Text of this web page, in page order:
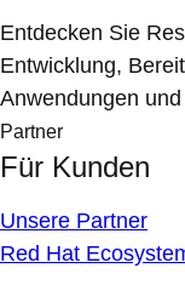
Entdecken Sie
Entwicklung,
Anwendungen
Partner
Für Kunden
Unsere Partner
Red Hat